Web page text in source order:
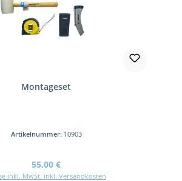
Montageset
Artikelnummer: 10903
Regulärer Preis:
55,00 €
inkl. MwSt. inkl. Versandkosten